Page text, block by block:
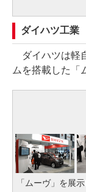
ダイハツ工業
ダイハツは軽
ムを搭載した「
「ムーヴ」を展